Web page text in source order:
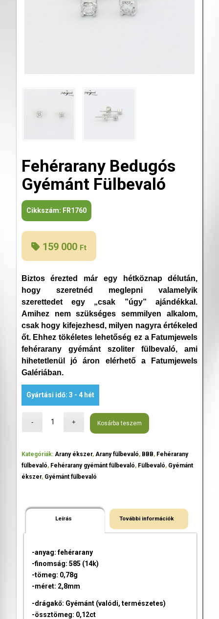
Fehérarany Bedugós
Gyémánt Fülbevaló
Cikkszám: FR1760
159 000 Ft
Biztos érezted már egy hétköznap délután,
hogy szeretnéd meglepni valamelyik
szerettedet egy „csak ”úgy” ajándékkal.
Amihez nem szükséges semmilyen alkalom,
csak hogy kifejezhesd, milyen nagyra értékeled
őt. Ehhez tökéletes lehetőség ez a Fatumjewels
fehérarany gyémánt szoliter fülbevaló, ami
hihetetlenül jó áron elérhető a Fatumjewels
Galériában.
Gyártási idő: 3 - 4 hét
Kosárba teszem
Kategóriák: Arany ékszer, Arany fülbevaló, BBB, Fehérarany
fülbevaló, Fehérarany gyémánt fülbevaló, Fülbevaló, Gyémánt
ékszer, Gyémánt fülbevaló
Leírás További információk
-anyag: fehérarany
-finomság: 585 (14k)
-tömeg: 0,78g
-méret: 2,8mm
-drágakő: Gyémánt (valódi, természetes)
-össztömeg: 0,12ct